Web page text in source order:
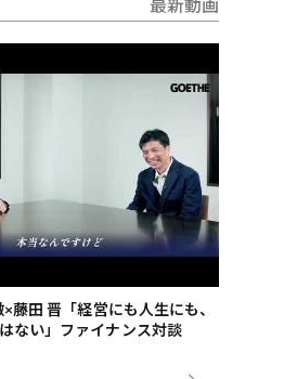
最新動画
×藤田 晋「経営にも人生にも、
ない」ファイナンス対談